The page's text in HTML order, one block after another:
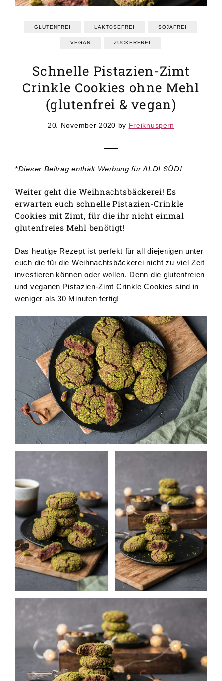
GLUTENFREI LAKTOSEFREI SOJAFREI
VEGAN ZUCKERFREI
Schnelle Pistazien-Zimt
Crinkle Cookies ohne Mehl
(glutenfrei & vegan)
20. November 2020 by Freiknuspern
*Dieser Beitrag enthält Werbung für ALDI SÜD!
Weiter geht die Weihnachtsbäckerei! Es
erwarten euch schnelle Pistazien-Crinkle
Cookies mit Zimt, für die ihr nicht einmal
glutenfreies Mehl benötigt!
Das heutige Rezept ist perfekt für all diejenigen unter
euch die für die Weihnachtsbäckerei nicht zu viel Zeit
investieren können oder wollen. Denn die glutenfreien
und veganen Pistazien-Zimt Crinkle Cookies sind in
weniger als 30 Minuten fertig!